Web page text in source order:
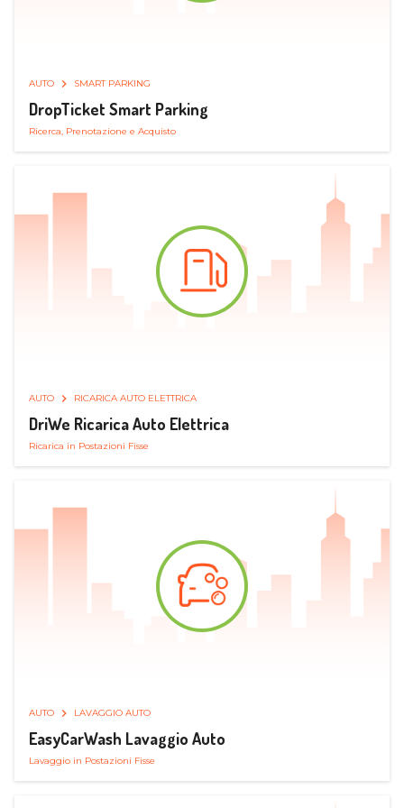
AUTO SMART PARKING
DropTicket Smart Parking
Ricerca, Prenotazione e Acquisto
AUTO RICARICA AUTO ELETTRICA
DriWe Ricarica Auto Elettrica
Ricarica in Postazioni Fisse
AUTO LAVAGGIO AUTO
EasyCarWash Lavaggio Auto
Lavaggio in Postazioni Fisse